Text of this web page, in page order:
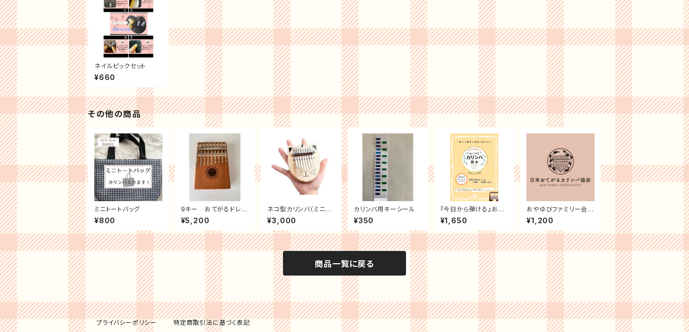
ネイルピックセット
¥660
その他の商品
ミニトートバッグ
¥800
9キー おてがるドレミ
カリンバ（シール付）
¥5,200
ネコ型カリンバ（ミニ8
キーカリンバ）set＜30
台限定＞
¥3,000
カリンバ用キーシール
¥350
『今日から弾ける』おて
がるカリンバ教本
¥1,650
おやゆびファミリー会員
登録（年払い）
¥1,200
商品一覧に戻る
プライバシーポリシー 特定商取引法に基づく表記